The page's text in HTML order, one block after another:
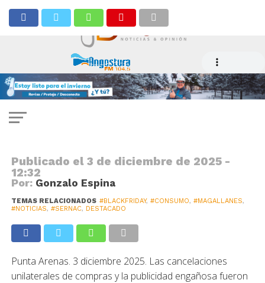
Black Friday: Cancelaciones
unilaterales y publicidad
engañosa fueron principales
problemas
Publicado el 3 de diciembre de 2025 -
12:32
Por: Gonzalo Espina
TEMAS RELACIONADOS #BLACKFRIDAY, #CONSUMO, #MAGALLANES,
#NOTICIAS, #SERNAC, DESTACADO
Punta Arenas. 3 diciembre 2025. Las cancelaciones
unilaterales de compras y la publicidad engañosa fueron